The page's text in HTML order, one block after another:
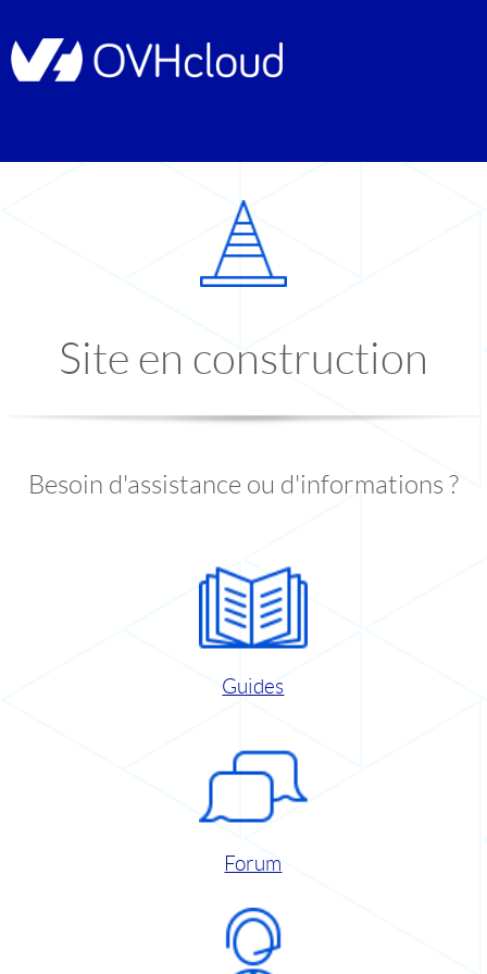
Site en construction
Besoin d'assistance ou d'informations ?
Guides
Forum